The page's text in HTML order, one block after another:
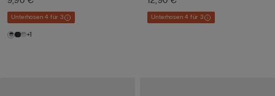
Unterhosen 4 für 3
+1
Unterhosen 4 für 3